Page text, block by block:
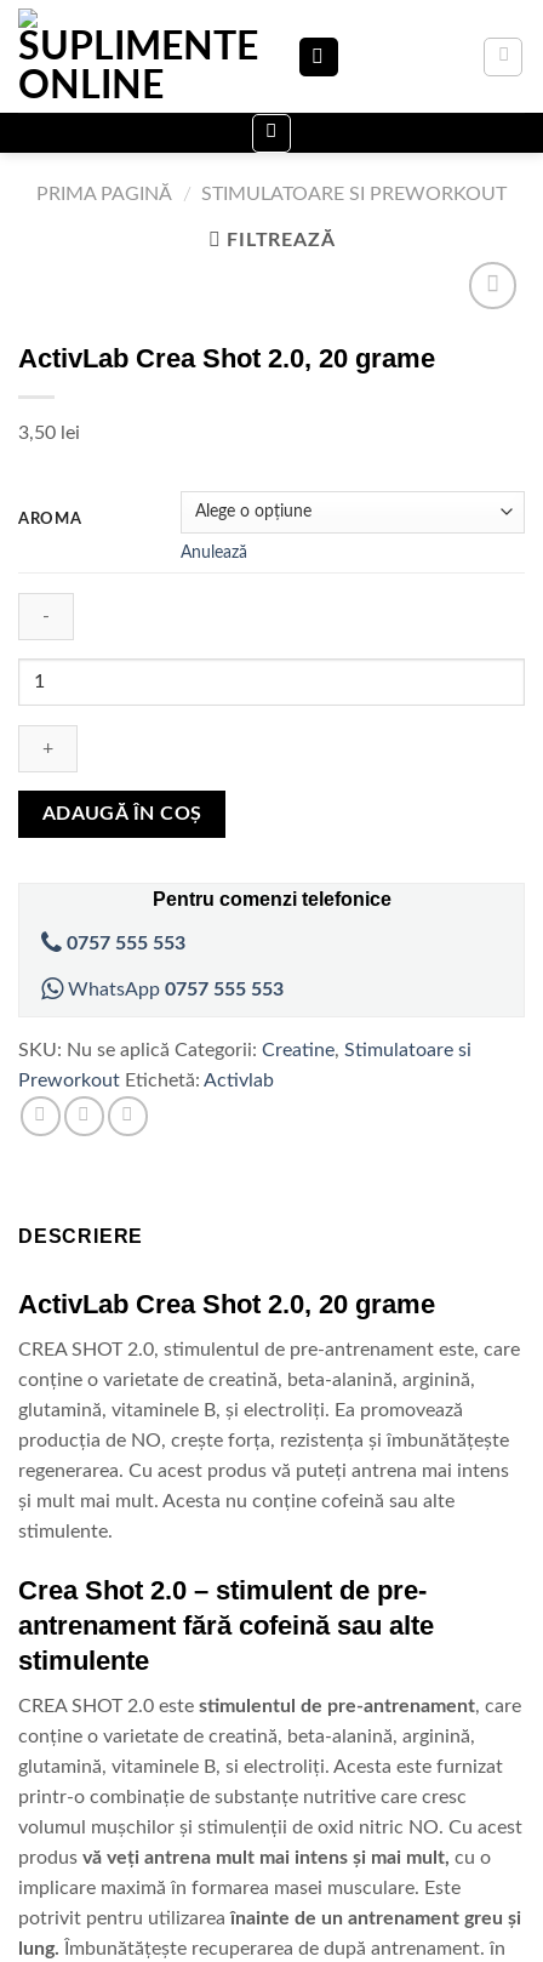
Skip
content
PRIMA PAGINĂ / STIMULATOARE SI PREWORKOUT
FILTREAZĂ
ActivLab Crea Shot 2.0, 20 grame
3,50 lei
AROMA
Anulează
Cantitate
Crea
Shot
grame
ADAUGĂ ÎN COȘ
Pentru comenzi telefonice
0757 555 553
WhatsApp 0757 555 553
SKU: Nu se aplică Categorii: Creatine, Stimulatoare si
Preworkout Etichetă: Activlab
DESCRIERE
ActivLab Crea Shot 2.0, 20 grame
CREA SHOT 2.0, stimulentul de pre-antrenament este, care
conține o varietate de creatină, beta-alanină, arginină,
glutamină, vitaminele B, și electroliți. Ea promovează
producția de NO, crește forța, rezistența și îmbunătățește
regenerarea. Cu acest produs vă puteți antrena mai intens
și mult mai mult. Acesta nu conține cofeină sau alte
stimulente.
Crea Shot 2.0 – stimulent de pre-
antrenament fără cofeină sau alte
stimulente
CREA SHOT 2.0 este stimulentul de pre-antrenament, care
conține o varietate de creatină, beta-alanină, arginină,
glutamină, vitaminele B, si electroliți. Acesta este furnizat
printr-o combinație de substanțe nutritive care cresc
volumul mușchilor și stimulenții de oxid nitric NO. Cu acest
produs vă veți antrena mult mai intens și mai mult, cu o
implicare maximă în formarea masei musculare. Este
potrivit pentru utilizarea înainte de un antrenament greu și
lung. Îmbunătățește recuperarea de după antrenament. în